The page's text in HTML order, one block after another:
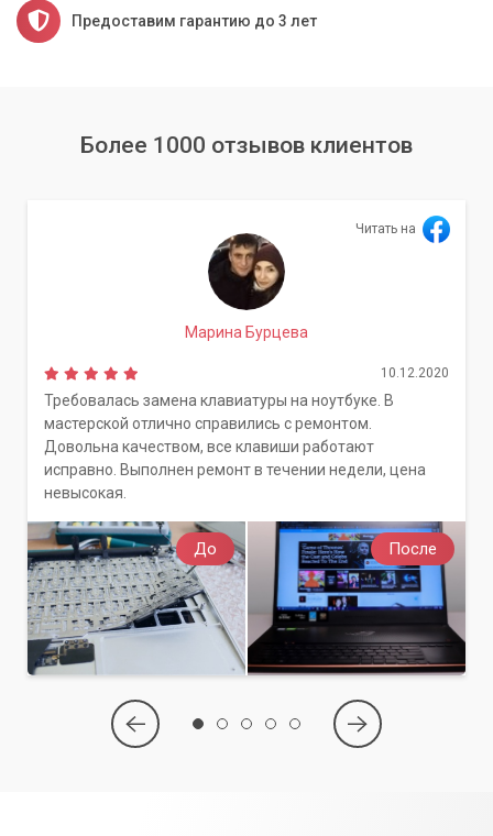
Предоставим гарантию до 3 лет
Более 1000 отзывов клиентов
До После
Читать на
Марина Бурцева
10.12.2020
Требовалась замена клавиатуры на ноутбуке. В
мастерской отлично справились с ремонтом.
Довольна качеством, все клавиши работают
исправно. Выполнен ремонт в течении недели, цена
невысокая.